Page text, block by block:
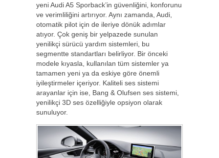
yeni Audi A5 Sporback’in güvenliğini, konforunu
ve verimliliğini artırıyor. Aynı zamanda, Audi,
otomatik pilot için de ileriye dönük adımlar
atıyor. Çok geniş bir yelpazede sunulan
yenilikçi sürücü yardım sistemleri, bu
segmentte standartları belirliyor. Bir önceki
modele kıyasla, kullanılan tüm sistemler ya
tamamen yeni ya da eskiye göre önemli
iyileştirmeler içeriyor. Kaliteli ses sistemi
arayanlar için ise, Bang & Olufsen ses sistemi,
yenilikçi 3D ses özelliğiyle opsiyon olarak
sunuluyor.